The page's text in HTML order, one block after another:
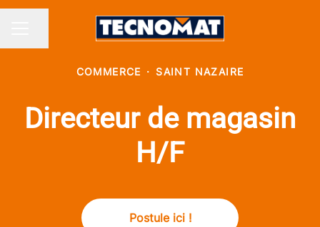
MENU CARRIÈRE
Partager la page
COMMERCE · SAINT NAZAIRE
Directeur de magasin
H/F
Postule ici !